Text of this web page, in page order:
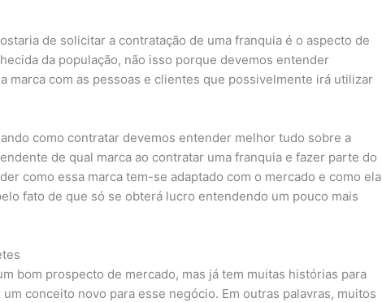
de solicitar a contratação de uma franquia é o aspecto de
da população, não isso porque devemos entender
marca com as pessoas e clientes que possivelmente irá utilizar
como contratar devemos entender melhor tudo sobre a
de qual marca ao contratar uma franquia e fazer parte do
como essa marca tem-se adaptado com o mercado e como ela
fato de que só se obterá lucro entendendo um pouco mais
bom prospecto de mercado, mas já tem muitas histórias para
conceito novo para esse negócio. Em outras palavras, muitos